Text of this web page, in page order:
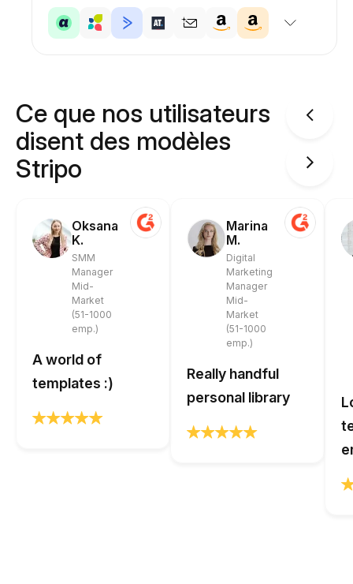
Ce que nos utilisateurs
disent des modèles
Stripo
Oksana
K.
SMM
Manager
Mid-
Market
(51-1000
emp.)
A world of
templates :)
Marina
M.
Digital
Marketing
Manager
Mid-
Market
(51-1000
emp.)
Really handful
personal library